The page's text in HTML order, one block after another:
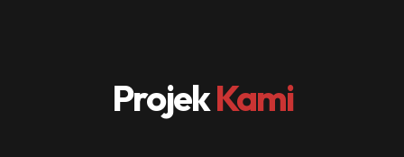
ProjekKami